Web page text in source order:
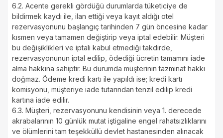
6.2. Acente gerekli gördüğü durumlarda tüketiciye de
bildirmek kaydı ile, ilan ettiği veya kayıt aldığı otel
rezervasyonunu başlangıç tarihinden 7 gün öncesine kadar
kısmen veya tamamen değiştirip veya iptal edebilir. Müşteri
bu değişiklikleri ve iptali kabul etmediği takdirde,
rezervasyonunun iptal edilip, ödediği ücretin tamamını iade
alma hakkına sahiptir. Bu durumda müşterinin tazminat hakkı
doğmaz. Ödeme kredi kartı ile yapıldı ise; kredi kartı
komisyonu, müşteriye iade tutarından tenzil edilip kredi
kartına iade edilir.
6.3. Müşteri, rezervasyonunu kendisinin veya 1. derecede
akrabalarının 10 günlük mutat iştigaline engel rahatsızlıklarını
ve ölümlerini tam teşekküllü devlet hastanesinden alınacak